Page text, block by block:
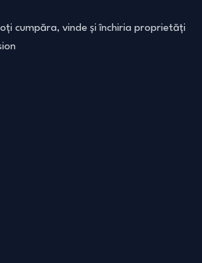
cumpăra, vinde și închiria proprietăți